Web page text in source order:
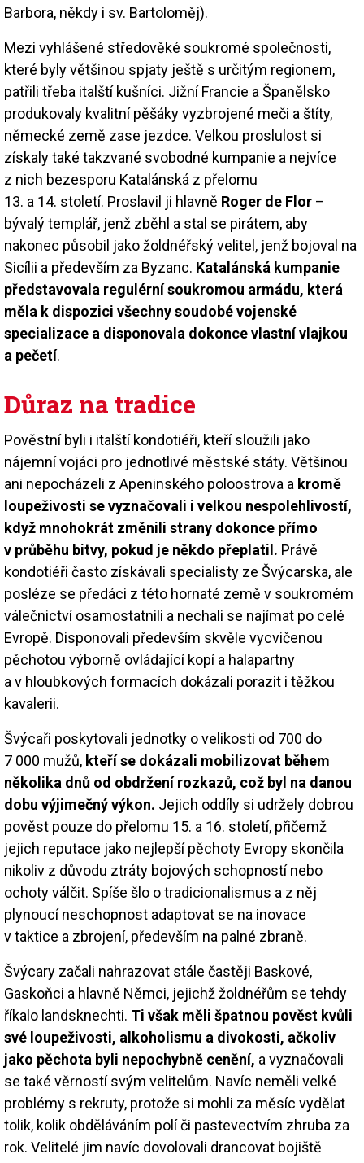
Barbora, někdy i sv. Bartoloměj).
Mezi vyhlášené středověké soukromé společnosti,
které byly většinou spjaty ještě s určitým regionem,
patřili třeba italští kušníci. Jižní Francie a Španělsko
produkovaly kvalitní pěšáky vyzbrojené meči a štíty,
německé země zase jezdce. Velkou proslulost si
získaly také takzvané svobodné kumpanie a nejvíce
z nich bezesporu Katalánská z přelomu
13. a 14. století. Proslavil ji hlavně Roger de Flor –
bývalý templář, jenž zběhl a stal se pirátem, aby
nakonec působil jako žoldnéřský velitel, jenž bojoval na
Sicílii a především za Byzanc. Katalánská kumpanie
představovala regulérní soukromou armádu, která
měla k dispozici všechny soudobé vojenské
specializace a disponovala dokonce vlastní vlajkou
a pečetí.
Důraz na tradice
Pověstní byli i italští kondotiéři, kteří sloužili jako
nájemní vojáci pro jednotlivé městské státy. Většinou
ani nepocházeli z Apeninského poloostrova a kromě
loupeživosti se vyznačovali i velkou nespolehlivostí,
když mnohokrát změnili strany dokonce přímo
v průběhu bitvy, pokud je někdo přeplatil. Právě
kondotiéři často získávali specialisty ze Švýcarska, ale
posléze se předáci z této hornaté země v soukromém
válečnictví osamostatnili a nechali se najímat po celé
Evropě. Disponovali především skvěle vycvičenou
pěchotou výborně ovládající kopí a halapartny
a v hloubkových formacích dokázali porazit i těžkou
kavalerii.
Švýcaři poskytovali jednotky o velikosti od 700 do
7 000 mužů, kteří se dokázali mobilizovat během
několika dnů od obdržení rozkazů, což byl na danou
dobu výjimečný výkon. Jejich oddíly si udržely dobrou
pověst pouze do přelomu 15. a 16. století, přičemž
jejich reputace jako nejlepší pěchoty Evropy skončila
nikoliv z důvodu ztráty bojových schopností nebo
ochoty válčit. Spíše šlo o tradicionalismus a z něj
plynoucí neschopnost adaptovat se na inovace
v taktice a zbrojení, především na palné zbraně.
Švýcary začali nahrazovat stále častěji Baskové,
Gaskoňci a hlavně Němci, jejichž žoldnéřům se tehdy
říkalo landsknechti. Ti však měli špatnou pověst kvůli
své loupeživosti, alkoholismu a divokosti, ačkoliv
jako pěchota byli nepochybně cenění, a vyznačovali
se také věrností svým velitelům. Navíc neměli velké
problémy s rekruty, protože si mohli za měsíc vydělat
tolik, kolik obděláváním polí či pastevectvím zhruba za
rok. Velitelé jim navíc dovolovali drancovat bojiště